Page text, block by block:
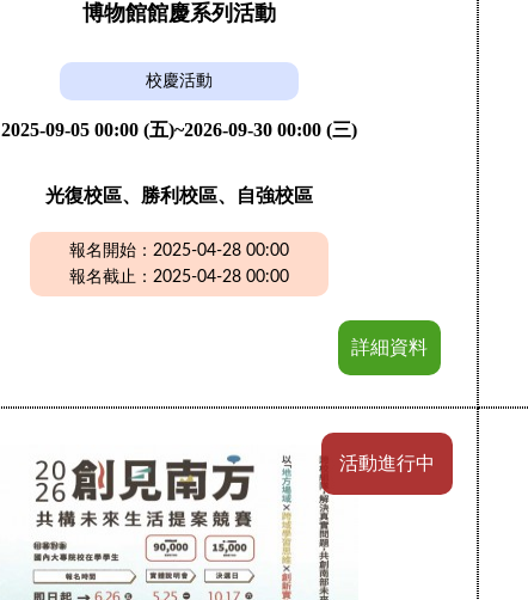
博物館館慶系列活動
校慶活動
2025-09-05 00:00 (五)~2026-09-30 00:00 (三)
光復校區、勝利校區、自強校區
報名開始：2025-04-28 00:00
報名截止：2025-04-28 00:00
詳細資料
活動進行中